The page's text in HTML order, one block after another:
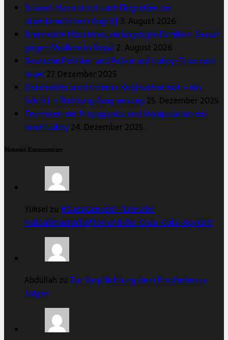
Brüssel: Mann stirbt nach Eingreifen bei
islamfeindlichem Angriff3. August 2026
Brennende Moscheen, verängstigte Familien: Gewalt
gegen Muslime in Nepal 2. August 2026
Deutsche Politiker und Polizei auf Lobby-Trips nach
Israel 27. Dezember 2025
Österreichs umstrittenes Kopftuchverbot – ein
Schritt in Richtung Ausgrenzung 25. Dezember 2025
Techniken der Propaganda und Manipulation der
Israel Lobby24. Dezember 2025
Neueste Kommentare
Yüksel zu#GazaGenozid: Türkische
Fußballmannschaften und der Coca-Cola-Boykott
Abdullah zu Zur Verpflichtung dem Propheten zu
folgen